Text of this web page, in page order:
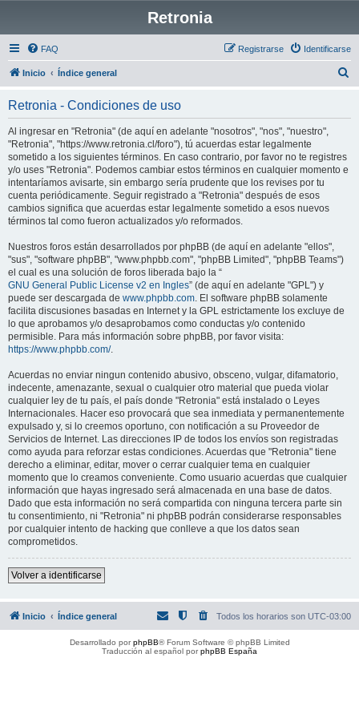
Retronia
FAQ Identificarse
Registrarse
Inicio Índice general
Retronia - Condiciones de uso
Al ingresar en "Retronia" (de aquí en adelante "nosotros", "nos", "nuestro",
"Retronia", "https://www.retronia.cl/foro"), tú acuerdas estar legalmente
sometido a los siguientes términos. En caso contrario, por favor no te registres
y/o uses "Retronia". Podemos cambiar estos términos en cualquier momento e
intentaríamos avisarte, sin embargo sería prudente que los revises por tu
cuenta periódicamente. Seguir registrado a "Retronia" después de esos
cambios significa que acuerdas estar legalmente sometido a esos nuevos
términos tal como fueron actualizados y/o reformados.
Nuestros foros están desarrollados por phpBB (de aquí en adelante "ellos",
"sus", "software phpBB", "www.phpbb.com", "phpBB Limited", "phpBB Teams")
el cual es una solución de foros liberada bajo la “
GNU General Public License v2 en Ingles” (de aquí en adelante "GPL") y
puede ser descargada de www.phpbb.com. El software phpBB solamente
facilita discusiones basadas en Internet y la GPL estrictamente los excluye de
lo que aprobamos y/o desaprobamos como conductas y/o contenido
permisible. Para más información sobre phpBB, por favor visita:
https://www.phpbb.com/.
Acuerdas no enviar ningun contenido abusivo, obsceno, vulgar, difamatorio,
indecente, amenazante, sexual o cualquier otro material que pueda violar
cualquier ley de tu país, el país donde "Retronia" está instalado o Leyes
Internacionales. Hacer eso provocará que sea inmediata y permanentemente
expulsado y, si lo creemos oportuno, con notificación a su Proveedor de
Servicios de Internet. Las direcciones IP de todos los envíos son registradas
como ayuda para reforzar estas condiciones. Acuerdas que "Retronia" tiene
derecho a eliminar, editar, mover o cerrar cualquier tema en cualquier
momento que lo creamos conveniente. Como usuario acuerdas que cualquier
información que hayas ingresado será almacenada en una base de datos.
Dado que esta información no será compartida con ninguna tercera parte sin
tu consentimiento, ni "Retronia" ni phpBB podrán considerarse responsables
por cualquier intento de hacking que conlleve a que los datos sean
comprometidos.
Volver a identificarse
Inicio Índice general Todos los horarios son UTC-03:00
Desarrollado porphpBB® Forum Software © phpBB Limited
Traducción al español porphpBB España